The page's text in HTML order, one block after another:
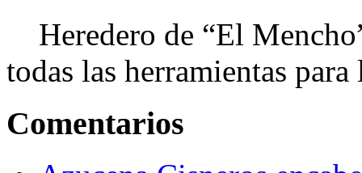
Heredero de “El
todas las herramientas
Comentarios